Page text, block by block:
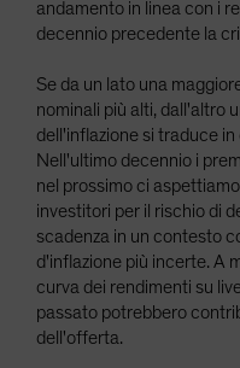
andamento in linea con i
decennio precedente la
Se da un lato una
nominali più alti, dall'altro
dell'inflazione si traduce
Nell'ultimo decennio i
nel prossimo ci
investitori per il rischio di
scadenza in un contesto
d'inflazione più incerte. A
curva dei rendimenti su
passato potrebbero
dell'offerta.